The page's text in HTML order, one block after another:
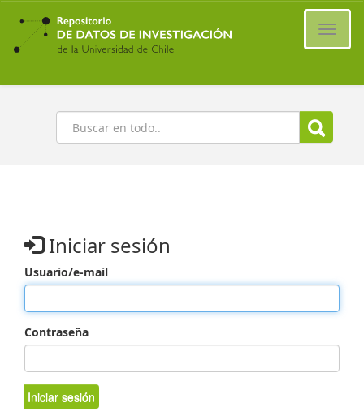
Ir
contenido
principal
Buscar
Iniciar sesión
Usuario/e-mail
Contraseña
Iniciar sesión